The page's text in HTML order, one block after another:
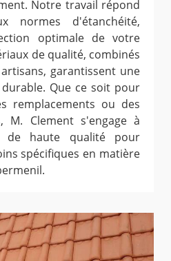
Notre travail répond
normes d'étanchéité,
optimale de votre
de qualité, combinés
garantissent une
Que ce soit pour
remplacements ou des
M. Clement s'engage à
de haute qualité pour
spécifiques en matière